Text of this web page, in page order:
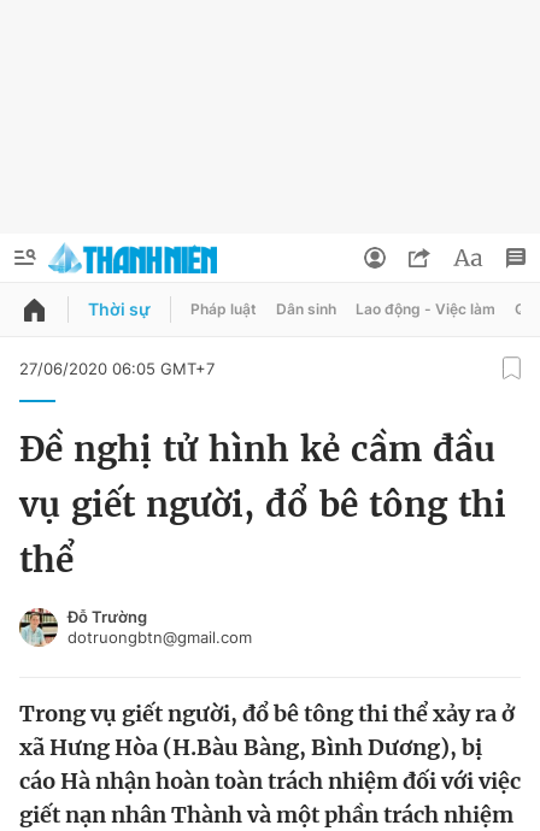
QUẢNG CÁO
Chuyên mục
Chuyên mục khác
Video Magazine
Sản phẩm khác
Đổi mật khẩu
Tin đã lưu
Tin đã xem
Đăng xuất
Thời sự Pháp luật Dân sinh Lao động - Việc làm
27/06/2020 06:05 GMT+7
Đề nghị tử hình kẻ cầm đầu
vụ giết người, đổ bê tông thi
thể
Đỗ Trường
dotruongbtn@gmail.com
Trong vụ giết người, đổ bê tông thi thể xảy ra ở
xã Hưng Hòa (H.Bàu Bàng, Bình Dương), bị
cáo Hà nhận hoàn toàn trách nhiệm đối với việc
giết nạn nhân Thành và một phần trách nhiệm